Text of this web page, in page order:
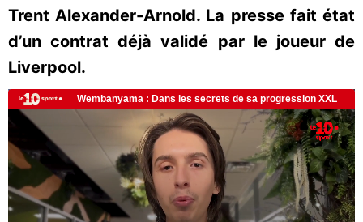
Trent Alexander-Arnold. La presse fait état
d’un contrat déjà validé par le joueur de
Liverpool.